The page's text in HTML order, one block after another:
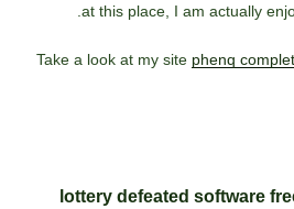
at this place, I am actually
Take a look at my site phenq
lottery defeated software